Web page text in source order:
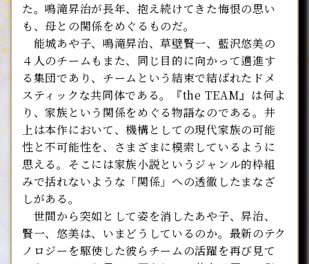
た。鳴滝昇治が長年、抱え続けてきた悔恨の思い
も、母との関係をめぐるものだ。
能城あや子、鳴滝昇治、草壁賢一、藍沢悠美の
４人のチームもまた、同じ目的に向かって邁進す
る集団であり、チームという結束で結ばれたドメ
スティックな共同体である。『the TEAM』は何よ
り、家族という関係をめぐる物語なのである。井
上は本作において、機構としての現代家族の可能
性と不可能性を、さまざまに模索しているように
思える。そこには家族小説というジャンル的枠組
みで括れないような「関係」への透徹したまなざ
しがある。
世間から突如として姿を消したあや子、昇治、
賢一、悠美は、いまどうしているのか。最新のテク
ノロジーを駆使した彼らチームの活躍を再び見て